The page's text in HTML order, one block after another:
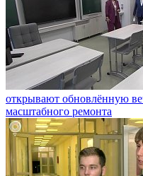
открывают обновлённую
масштабного ремонта